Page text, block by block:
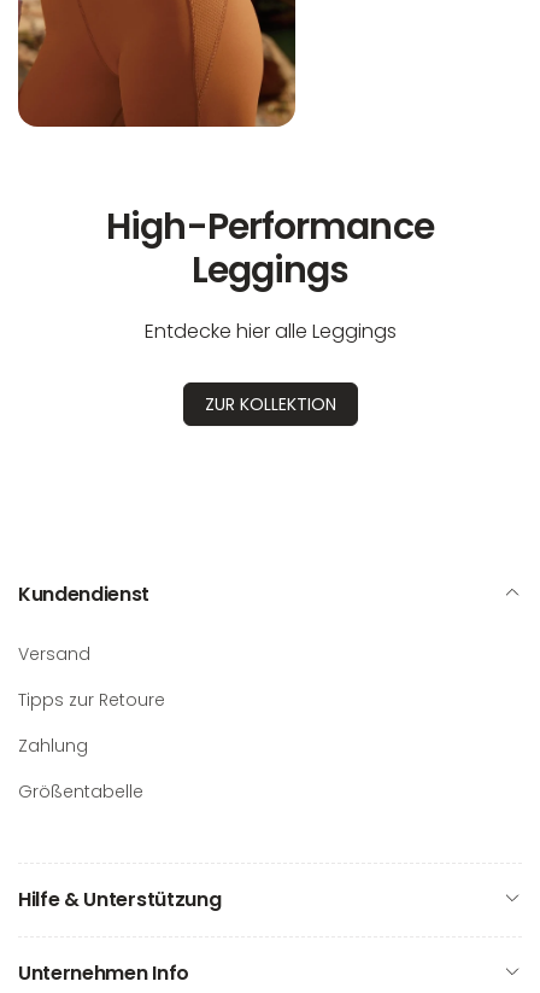
High-Performance
Leggings
Entdecke hier alle Leggings
ZUR KOLLEKTION
Kundendienst
Versand
Tipps zur Retoure
Zahlung
Größentabelle
Hilfe & Unterstützung
Unternehmen Info